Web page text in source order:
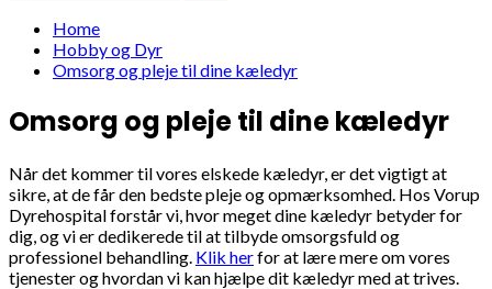
efter:
Home
Hobby og Dyr
Omsorg og pleje til dine kæledyr
Omsorg og pleje til dine kæledyr
Når det kommer til vores elskede kæledyr, er det vigtigt at
sikre, at de får den bedste pleje og opmærksomhed. Hos Vorup
Dyrehospital forstår vi, hvor meget dine kæledyr betyder for
dig, og vi er dedikerede til at tilbyde omsorgsfuld og
professionel behandling. Klik herfor at lære mere om vores
tjenester og hvordan vi kan hjælpe dit kæledyr med at trives.